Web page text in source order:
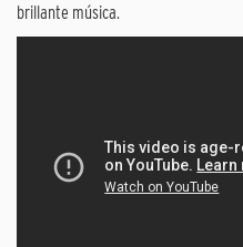
brillante música.